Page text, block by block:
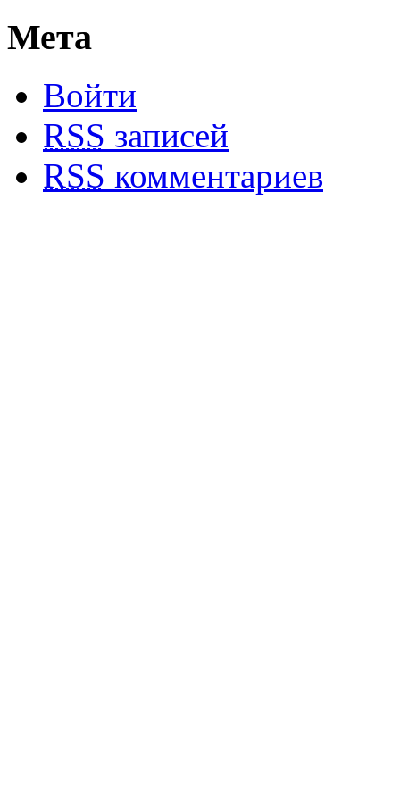
Мета
Войти
RSS записей
RSS комментариев